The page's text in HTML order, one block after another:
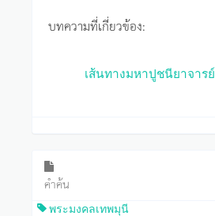
บทความที่เกี่ยวข้อง:
เส้นทางมหาปูชนียาจารย์
คำค้น
พระมงคลเทพมุนี